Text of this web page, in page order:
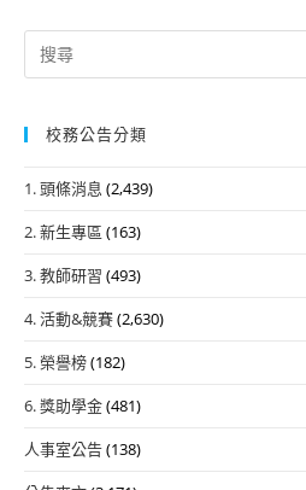
Search
for:
校務公告分類
1. 頭條消息 (2,439)
2. 新生專區 (163)
3. 教師研習 (493)
4. 活動&競賽(2,630)
5. 榮譽榜(182)
6. 獎助學金(481)
人事室公告(138)